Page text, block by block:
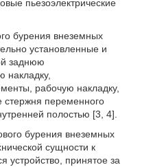
пьезоэлектрические
бурения внеземных
установленные и
заднюю
рабочую накладку,
стержня переменного
полостью [3, 4].
бурения внеземных
сущности к
устройство, принятое за